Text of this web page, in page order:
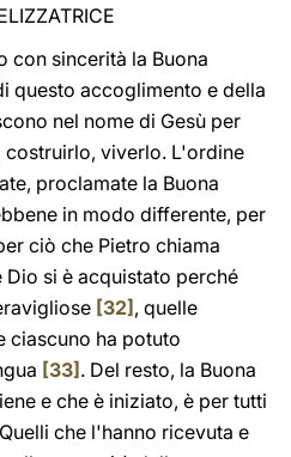
con sincerità la Buona
questo accoglimento e della
nel nome di Gesù per
costruirlo, viverlo. L'ordine
proclamate la Buona
in modo differente, per
ciò che Pietro chiama
si è acquistato perché
[32] , quelle
ciascuno ha potuto
[33] . Del resto, la Buona
e che è iniziato, è per tutti
che l'hanno ricevuta e